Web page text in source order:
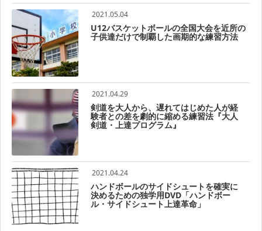
2021.05.04
U12バスケットボールの全国大会を近所の
子供達だけで制覇した画期的な練習方法
2021.04.29
剣道を大人から、遅れてはじめた人が経
験者との差を劇的に縮める練習法『大人
剣道・上達プログラム』
2021.04.24
ハンドボールのサイドシュートを確実に
決めるための独学用DVD「ハンドボー
ル・サイドシュート上達革命」